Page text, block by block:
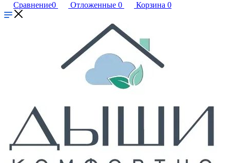
Сравнение0 Отложенные 0 Корзина 0